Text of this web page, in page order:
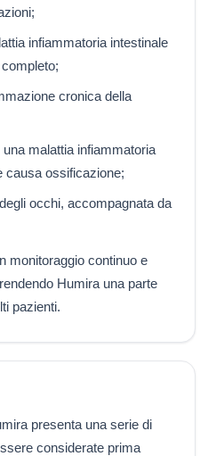
infiammatoria intestinale
cronica della
malattia infiammatoria
causa ossificazione;
occhi, accompagnata da
monitoraggio continuo e
Humira una parte
pazienti.
presenta una serie di
considerate prima